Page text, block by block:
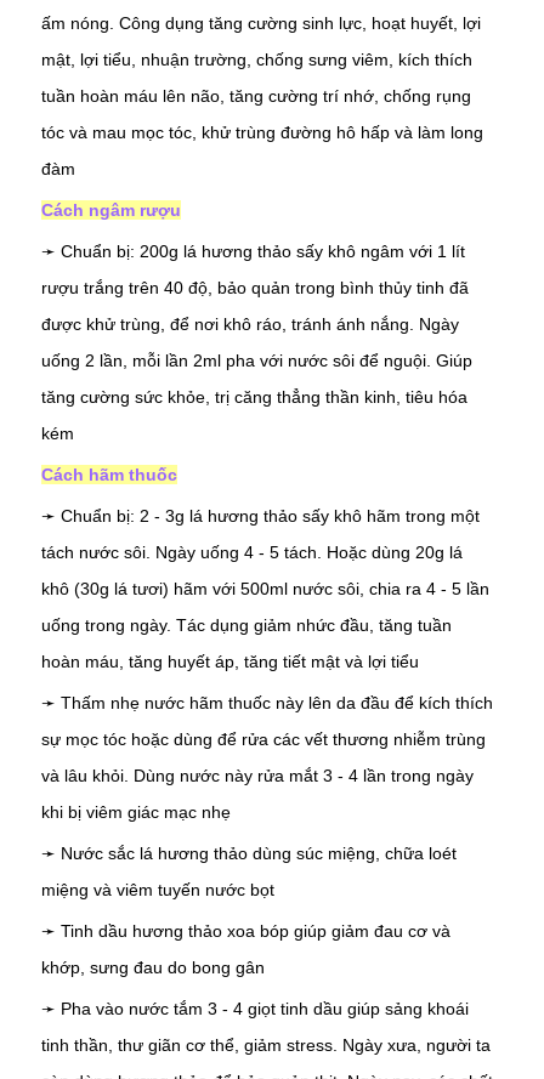
ấm nóng. Công dụng tăng cường sinh lực, hoạt huyết, lợi
mật, lợi tiểu, nhuận trường, chống sưng viêm, kích thích
tuần hoàn máu lên não, tăng cường trí nhớ, chống rụng
tóc và mau mọc tóc, khử trùng đường hô hấp và làm long
đàm
Cách ngâm rượu
➛ Chuẩn bị: 200g lá hương thảo sấy khô ngâm với 1 lít
rượu trắng trên 40 độ, bảo quản trong bình thủy tinh đã
được khử trùng, để nơi khô ráo, tránh ánh nắng. Ngày
uống 2 lần, mỗi lần 2ml pha với nước sôi để nguội. Giúp
tăng cường sức khỏe, trị căng thẳng thần kinh, tiêu hóa
kém
Cách hãm thuốc
➛ Chuẩn bị: 2 - 3g lá hương thảo sấy khô hãm trong một
tách nước sôi. Ngày uống 4 - 5 tách. Hoặc dùng 20g lá
khô (30g lá tươi) hãm với 500ml nước sôi, chia ra 4 - 5 lần
uống trong ngày. Tác dụng giảm nhức đầu, tăng tuần
hoàn máu, tăng huyết áp, tăng tiết mật và lợi tiểu
➛ Thấm nhẹ nước hãm thuốc này lên da đầu để kích thích
sự mọc tóc hoặc dùng để rửa các vết thương nhiễm trùng
và lâu khỏi. Dùng nước này rửa mắt 3 - 4 lần trong ngày
khi bị viêm giác mạc nhẹ
➛ Nước sắc lá hương thảo dùng súc miệng, chữa loét
miệng và viêm tuyến nước bọt
➛ Tinh dầu hương thảo xoa bóp giúp giảm đau cơ và
khớp, sưng đau do bong gân
➛ Pha vào nước tắm 3 - 4 giọt tinh dầu giúp sảng khoái
tinh thần, thư giãn cơ thể, giảm stress. Ngày xưa, người ta